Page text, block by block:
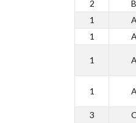
2
B
1
A
1
A
1 A
1 A
3 C